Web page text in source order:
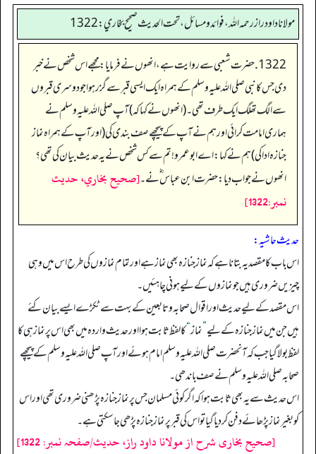
مولانا داود راز رحمه الله، فوائد و مسائل، تحت الحديث صحيح بخاري: 1322
1322. حضرت شعبی سے روایت ہے، انھوں نے فرمایا: مجھے اس شخص نے خبر
دی جس کا نبی صلی اللہ علیہ وسلم کے ہمراہ ایک ایسی قبر سے گزر ہوا جو دوسری قبروں
سے الگ تھلگ ایک طرف تھی۔(انھوں نے کہا کہ) آپ صلی اللہ علیہ وسلم نے
ہماری امامت کرائی اور ہم نے آپ کے پیچھے صف بندی کی (اور آپ کے ہمراہ نماز
جنازہ ادا کی) ہم نے کہا: اے ابو عمرو! تم سے کس شخص نے یہ حدیث بیان کی تھی؟
انھوں نے جواب د یا: حضرت ابن عباس ؓ نے۔[صحيح بخاري، حديث
نمبر:1322]
حدیث حاشیہ:
اس باب کا مقصد یہ بتانا ہے کہ نماز جنازہ بھی نماز ہے اور تمام نمازوں کی طرح اس میں وہی
چیزیں ضروری ہیں جو نمازوں کے لیے ہونی چاہئیں۔
اس مقصد کے لیے حدیث اور اقوال صحابہ وتابعین کے بہت سے ٹکڑے ایسے بیان کئے
ہیں جن میں نماز جنازہ کے لیے”نماز“کا لفظ ثابت ہوا اور حدیث واردہ میں بھی اس پر نماز ہی کا
لفظ بولا گیا جب کہ آنحضرت صلی اللہ علیہ وسلم امام ہوئے اور آپ صلی اللہ علیہ وسلم کے پیچھے
صحابہ صلی اللہ علیہ وسلم نے صف باندھی۔
اس حدیث سے یہ بھی ثابت ہوا کہ اگر کوئی مسلمان جس پر نماز جنازہ پڑھنی ضروری تھی اور اس
کو بغیر نماز پڑھائے دفن کردیا گیا تو اس کی قبر پر نماز جنازہ پڑھی جاسکتی ہے۔
[صحیح بخاری شرح از مولانا داود راز، حدیث/صفحہ نمبر: 1322]